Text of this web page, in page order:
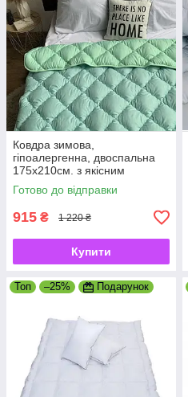
Ковдра зимова,
гіпоалергенна, двоспальна
175х210см. з якісним
наповнювачем холофайбер,
виробник Україна
Готово до відправки
915 ₴ 1 220 ₴
Купити
Топ –25% Подарунок